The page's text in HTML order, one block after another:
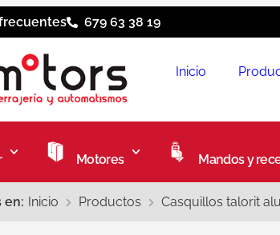
679 63 38 19
Inicio
Motores Mandos y
en: Inicio Productos Casquillos talorit